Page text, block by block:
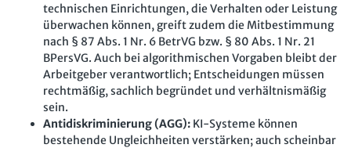
technischen Einrichtungen, die Verhalten oder Leistung
überwachen können, greift zudem die Mitbestimmung
nach § 87 Abs. 1 Nr. 6 BetrVG bzw. § 80 Abs. 1 Nr. 21
BPersVG. Auch bei algorithmischen Vorgaben bleibt der
Arbeitgeber verantwortlich; Entscheidungen müssen
rechtmäßig, sachlich begründet und verhältnismäßig
sein.
Antidiskriminierung (AGG): KI-Systeme können
bestehende Ungleichheiten verstärken; auch scheinbar